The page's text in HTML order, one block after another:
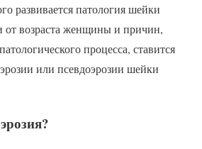
развивается патология шейки
от возраста женщины и причин,
процесса, ставится
или псевдоэрозии шейки